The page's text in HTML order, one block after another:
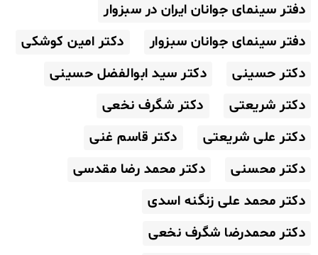
دفتر سینمای جوانان ایران در سبزوار
دفتر سینمای جوانان سبزوار
دکتر امین کوشکی
دکتر حسینی
دکتر سید ابوالفضل حسینی
دکتر شریعتی
دکتر شگرف نخعی
دکتر علی شریعتی
دکتر قاسم غنی
دکتر محسنی
دکتر محمد رضا مقدسی
دکتر محمد علی زنگنه اسدی
دکتر محمدرضا شگرف نخعی